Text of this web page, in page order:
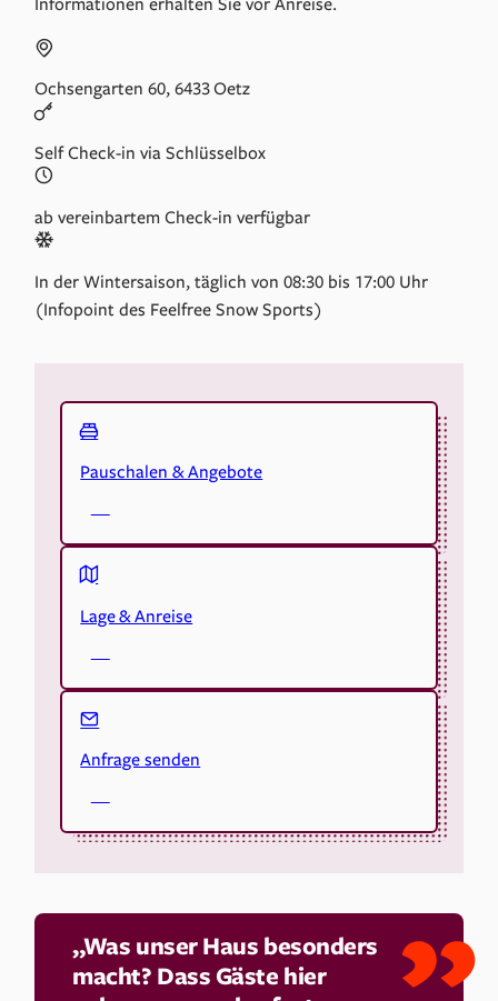
Ochsengarten 60, 6433 Oetz
Self Check-in via Schlüsselbox
ab vereinbartem Check-in verfügbar
In der Wintersaison, täglich von 08:30 bis 17:00 Uhr
(Infopoint des Feelfree Snow Sports)
Pauschalen & Angebote
Lage & Anreise
Anfrage senden
„Was unser Haus besonders
macht? Dass Gäste hier